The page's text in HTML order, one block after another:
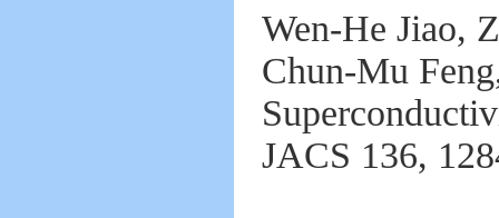
Wen-He Jiao,
Chun-Mu
JACS 136,